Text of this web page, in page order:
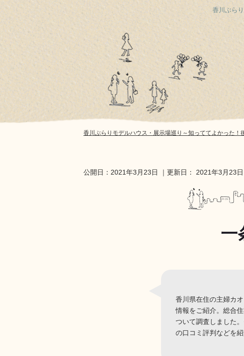
香川ぶら
香川ぶらりモデルハウス・展示場巡り～知っててよかった！
公開日： 2021年3月23日 ｜更新日： 2021年3月23日
一
香川県在住の主婦カ
情報をご紹介。総合
ついて調査しました
の口コミ評判などを紹